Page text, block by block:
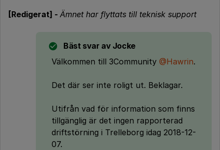
[Redigerat] - Ämnet har flyttats till teknisk support
Bäst svar av Jocke
Välkommen till 3Community @Hawrin.
Det där ser inte roligt ut. Beklagar.
Utifrån vad för information som finns
tillgänglig är det ingen rapporterad
driftstörning i Trelleborg idag 2018-12-
07.